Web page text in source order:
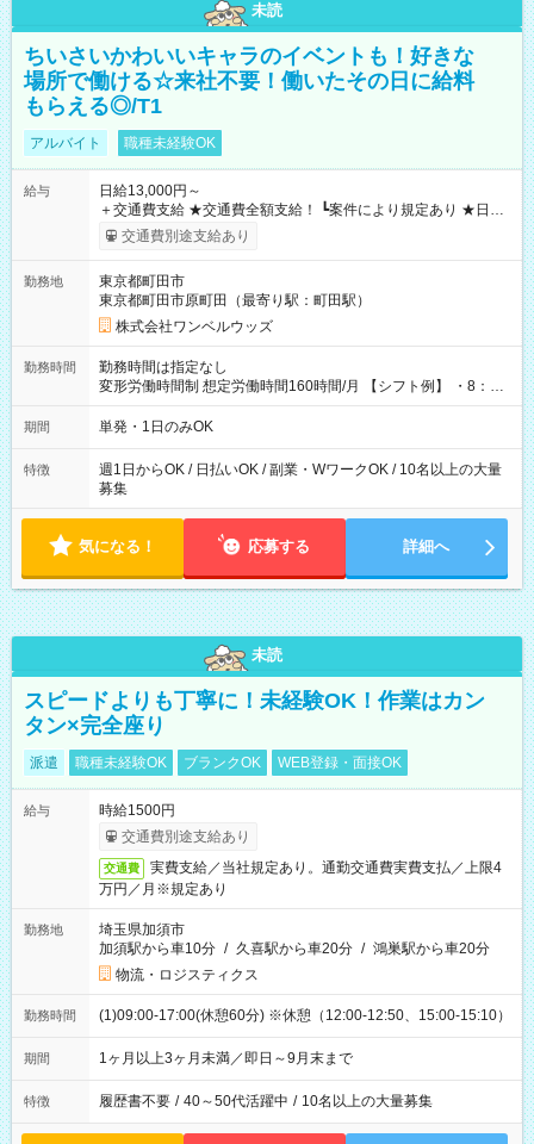
未読
ちいさいかわいいキャラのイベントも！好きな
場所で働ける☆来社不要！働いたその日に給料
もらえる◎/T1
アルバイト 職種未経験OK
給与
日給13,000円～
＋交通費支給 ★交通費全額支給！ ┗案件により規定あり ★日払
いOK！（規定あり） ┗働いたその日に現金GET♪ お仕事後はコ
ンビニATMから 日払い分を引き落とせます！ 【試用期間】試
交通費別途支給あり
勤務地
東京都町田市
東京都町田市原町田（最寄り駅：町田駅）
株式会社ワンベルウッズ
勤務時間
勤務時間は指定なし
変形労働時間制 想定労働時間160時間/月 【シフト例】 ・8：00
～21：00
期間 単発・1日のみOK
特徴
週1日からOK / 日払いOK / 副業・WワークOK / 10名以上の大量
募集
気になる！ 応募する 詳細へ
未読
スピードよりも丁寧に！未経験OK！作業はカン
タン×完全座り
派遣 職種未経験OK ブランクOK WEB登録・面接OK
給与
時給1500円
交通費別途支給あり
交通費
実費支給／当社規定あり。通勤交通費実費支払／上限4
万円／月※規定あり
勤務地
埼玉県加須市
加須駅から車10分 / 久喜駅から車20分 / 鴻巣駅から車20分
物流・ロジスティクス
勤務時間 (1)09:00-17:00(休憩60分) ※休憩（12:00-12:50、15:00-15:10）
期間 1ヶ月以上3ヶ月未満／即日～9月末まで
特徴 履歴書不要 / 40～50代活躍中 / 10名以上の大量募集